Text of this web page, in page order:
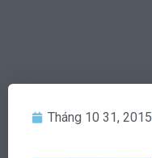
Tháng 10 31, 2015